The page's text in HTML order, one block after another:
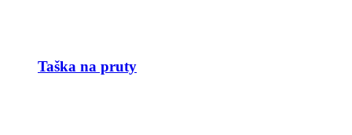
Taška na pruty